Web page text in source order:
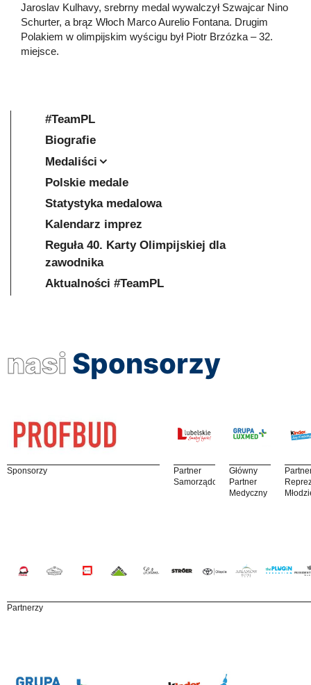
Jaroslav Kulhavy, srebrny medal wywalczył Szwajcar Nino
Schurter, a brąz Włoch Marco Aurelio Fontana. Drugim
Polakiem w olimpijskim wyścigu był Piotr Brzózka – 32.
miejsce.
#TeamPL
Biografie
Medaliści
Polskie medale
Statystyka medalowa
Kalendarz imprez
Reguła 40. Karty Olimpijskiej dla
zawodnika
Aktualności #TeamPL
nasi Sponsorzy
Sponsorzy
Partner
Samorządowy
Główny
Partner
Medyczny
Partnerzy